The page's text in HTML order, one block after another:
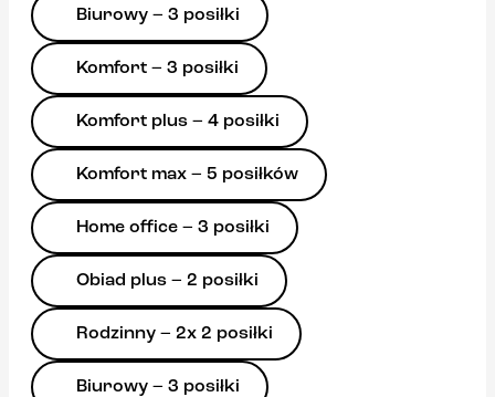
Biurowy – 3 posiłki
Komfort – 3 posiłki
Komfort plus – 4 posiłki
Komfort max – 5 posiłków
Home office – 3 posiłki
Obiad plus – 2 posiłki
Rodzinny – 2x 2 posiłki
Biurowy – 3 posiłki